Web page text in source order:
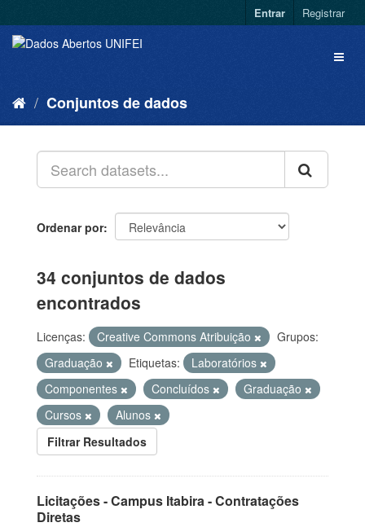
Entrar Registrar
Conjuntos de dados
Ordenar por
34 conjuntos de dados
encontrados
Licenças: Creative Commons Atribuição
Grupos:
Graduação
Etiquetas:
Laboratórios
Componentes
Concluídos
Graduação
Cursos
Alunos
Filtrar Resultados
Licitações - Campus Itabira - Contratações
Diretas